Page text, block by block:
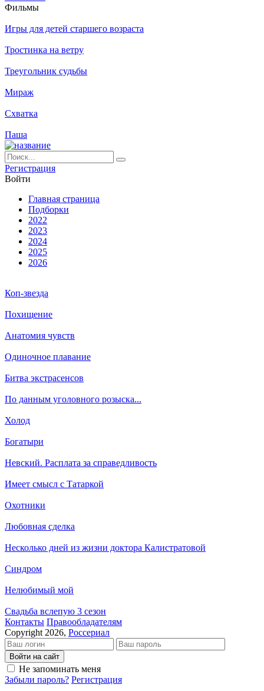
Филь­мы
Игры для детей старшего возраста
Тростинка на ветру
Треугольник судьбы
Мираж
Схватка
Паша
Ре­ги­ст­ра­ция
Вой­ти
Глав­ная стра­ни­ца
Подборки
2022
2023
2024
2025
2026
Коп-звезда
Похищение
Анатомия чувств
Одиночное плавание
Битва экстрасенсов
По данным уголовного розыска...
Холод
Богатыри
Невский. Расплата за справедливость
Имеет смысл с Татаркой
Охотники
Любовная сделка
Несколько дней из жизни доктора Калистратовой
Синдром
Нелюбимый мой
Свадьба вслепую 3 сезон
Кон­так­ты Пра­во­об­ла­да­те­лям
Copyright 2026, Россериал
Войти на сайт
Не запоминать меня
Забыли пароль? Регистрация